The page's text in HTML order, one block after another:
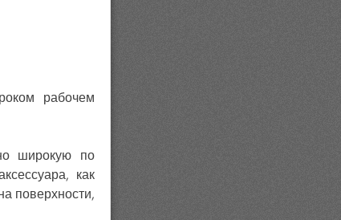
рабочем
широкую по
как
поверхности,